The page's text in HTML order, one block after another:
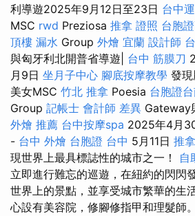
利導遊2025年9月12日至23日 台中
MSC rwd Preziosa 推拿 證照 台胞
頂樓 漏水 Group 外燴 宜蘭 設計師
與匈牙利北開普省導遊| 台中 筋膜刀
月9日 坐月子中心 腳底按摩教學 發
美女MSC 竹北 推拿 Poesia 台胞證
Group 記帳士 會計師 差異 Gateway
外燴 推薦 台中按摩spa 2025年4月
- 台中 外燴 台胞證 台中 5月11日 推
現世界上最具標誌性的城市之一！ 自
立即進行難忘的巡遊，在紐約的閃閃
世界上的景點，並享受城市繁華的生
心設有美容院，修腳修指甲和理髮師